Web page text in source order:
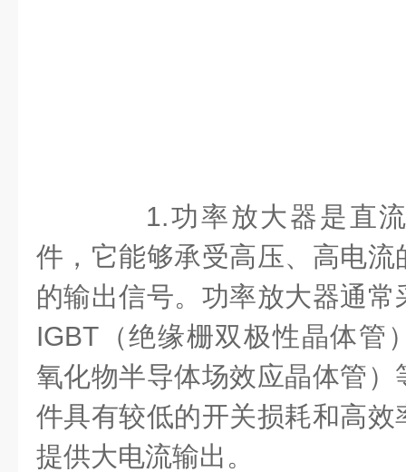
1.功率放大器是直流
件，它能够承受高压、高电
的输出信号。功率放大器通
IGBT（绝缘栅双极性晶体管
氧化物半导体场效应晶体管
件具有较低的开关损耗和高
提供大电流输出。